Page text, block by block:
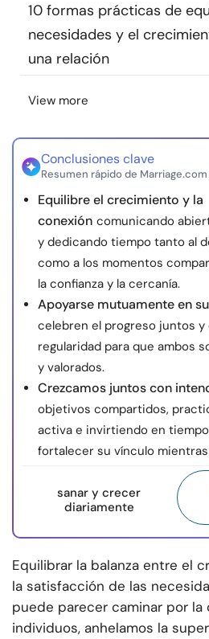
© Copyright 2026. Todos los
10 formas prácticas de
necesidades y el
una relación
View more
Conclusiones clave
Resumen rápido de
Equilibre el crecimiento y la
conexión comunicando
y dedicando tiempo tanto al
como a los momentos
la confianza y la cercanía.
Apoyarse mutuamente en
celebren el progreso juntos
regularidad para que ambos
y valorados.
Crezcamos juntos con
objetivos compartidos,
activa e invirtiendo en
fortalecer su vínculo
sanar y crecer
diariamente
Equilibrar la balanza entre el
la satisfacción de las
puede parecer caminar por la
individuos, anhelamos la